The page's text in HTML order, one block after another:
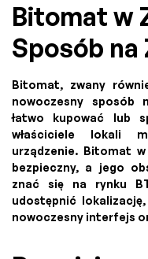
Bitomat w
Sposób na
Bitomat, zwany
nowoczesny sposób
łatwo kupować lub
właściciele lokali
urządzenie. Bitomat
bezpieczny, a jego
znać się na rynku
udostępnić
nowoczesny interfejs